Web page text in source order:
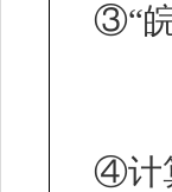
③“
④计